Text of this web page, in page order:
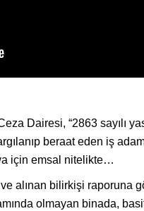
Dairesi, “2863 sayılı
beraat eden iş
için emsal nitelikte…
alınan bilirkişi raporuna
olmayan binada,